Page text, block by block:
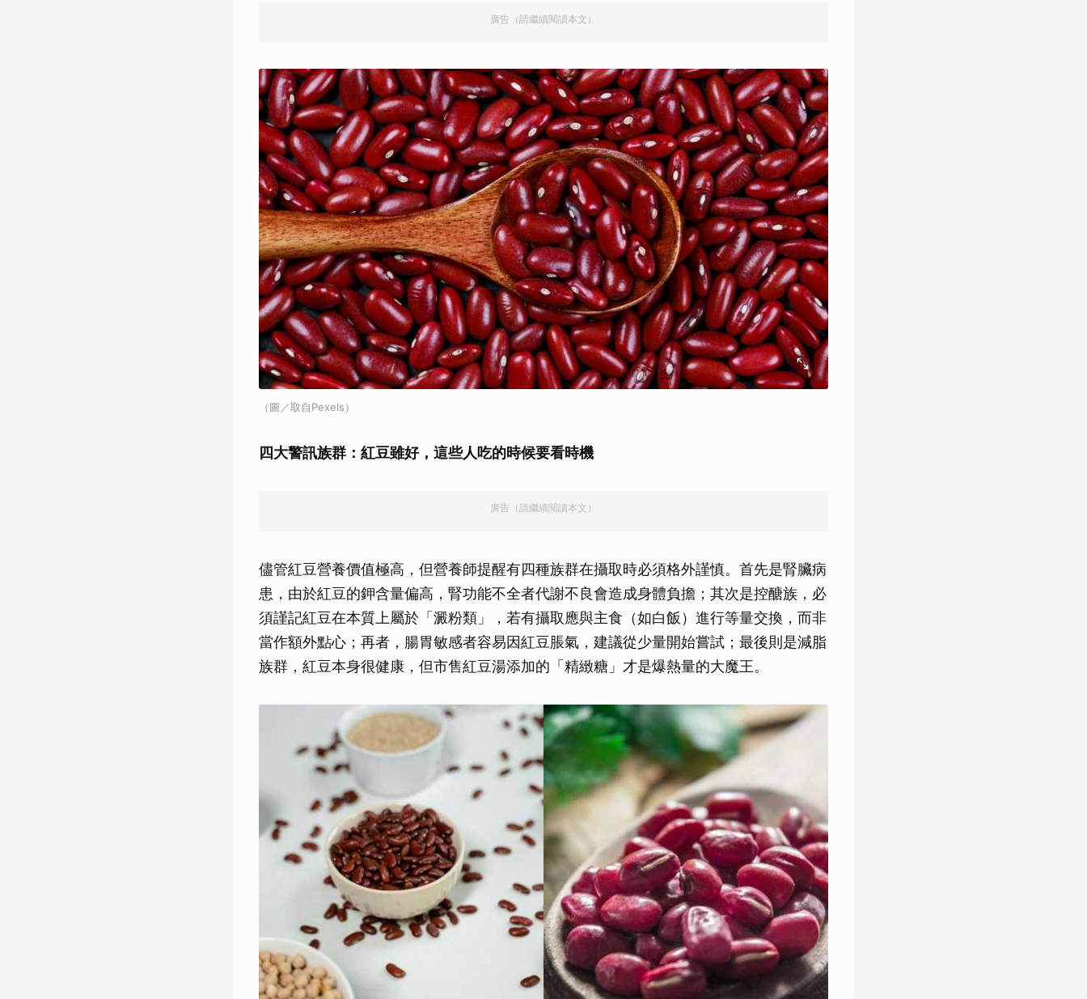
廣告（請繼續閱讀本文）
（圖／取自Pexels）
四大警訊族群：紅豆雖好，這些人吃的時候要看時機
廣告（請繼續閱讀本文）
儘管紅豆營養價值極高，但營養師提醒有四種族群在攝取時必須格外謹慎。首先是腎臟病
患，由於紅豆的鉀含量偏高，腎功能不全者代謝不良會造成身體負擔；其次是控醣族，必
須謹記紅豆在本質上屬於「澱粉類」，若有攝取應與主食（如白飯）進行等量交換，而非
當作額外點心；再者，腸胃敏感者容易因紅豆脹氣，建議從少量開始嘗試；最後則是減脂
族群，紅豆本身很健康，但市售紅豆湯添加的「精緻糖」才是爆熱量的大魔王。